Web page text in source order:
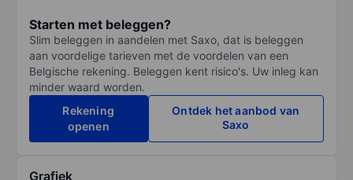
Starten met beleggen?
Slim beleggen in aandelen met Saxo, dat is beleggen
aan voordelige tarieven met de voordelen van een
Belgische rekening. Beleggen kent risico's. Uw inleg kan
minder waard worden.
Rekening
openen
Ontdek het aanbod van
Saxo
Grafiek